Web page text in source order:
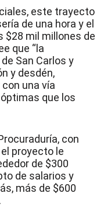
este trayecto
de una hora y el
$28 mil millones de
que “la
San Carlos y
y desdén,
una vía
que los
con
proyecto le
de $300
de salarios y
más de $600